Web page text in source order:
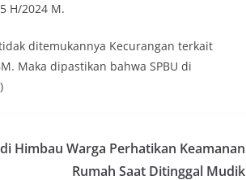
H/2024 M.
ditemukannya Kecurangan terkait
Maka dipastikan bahwa SPBU di
Himbau Warga Perhatikan Keamanan
Rumah Saat Ditinggal Mudik